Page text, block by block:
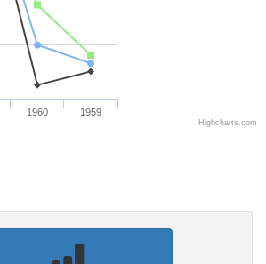
1960 1959
Highcharts.com